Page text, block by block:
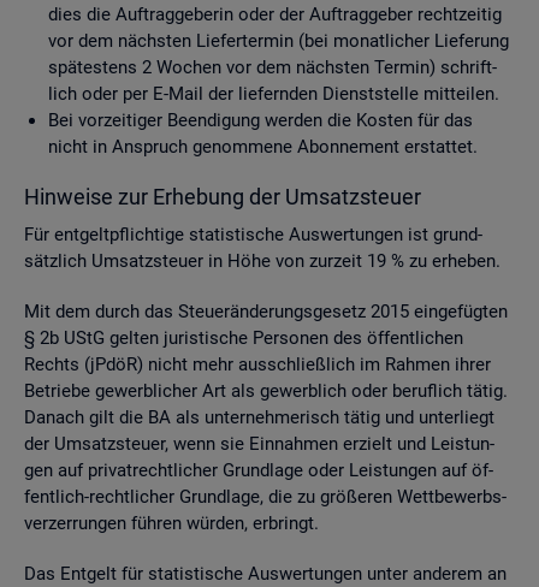
dies die Auf­trag­ge­be­rin oder der Auf­trag­ge­ber recht­zei­tig
vor dem nächs­ten Lie­fer­ter­min (bei mo­nat­li­cher Lie­fe­rung
spä­tes­tens 2 Wo­chen vor dem nächs­ten Ter­min) schrift­
lich oder per E-Mail der lie­fern­den Dienst­stel­le mit­tei­len.
Bei vor­zei­ti­ger Be­en­di­gung wer­den die Kos­ten für das
nicht in An­spruch ge­nom­me­ne Abon­ne­ment er­stat­tet.
Hin­wei­se zur Er­he­bung der Um­satz­steu­er
Für ent­gelt­pflich­ti­ge sta­tis­ti­sche Aus­wer­tun­gen ist grund­
sätz­lich Um­satz­steu­er in Höhe von zur­zeit 19 % zu er­he­ben.
Mit dem durch das Steu­er­än­de­rungs­ge­setz 2015 ein­ge­füg­ten
§ 2b UStG gel­ten ju­ris­ti­sche Per­so­nen des öf­fent­li­chen
Rechts (jPdöR) nicht mehr aus­schlie­ß­lich im Rah­men ihrer
Be­trie­be ge­werb­li­cher Art als ge­werb­lich oder be­ruf­lich tätig.
Da­nach gilt die BA als un­ter­neh­me­risch tätig und un­ter­liegt
der Um­satz­steu­er, wenn sie Ein­nah­men er­zielt und Leis­tun­
gen auf pri­vat­recht­li­cher Grund­la­ge oder Leis­tun­gen auf öf­
fent­lich-recht­li­cher Grund­la­ge, die zu grö­ße­ren Wett­be­werbs­
ver­zer­run­gen füh­ren wür­den, er­bringt.
Das Ent­gelt für sta­tis­ti­sche Aus­wer­tun­gen unter an­de­rem an